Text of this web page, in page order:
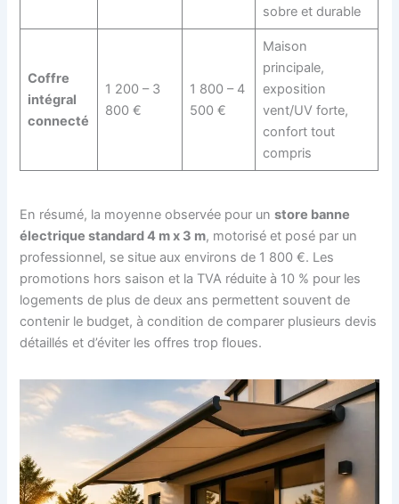
sobre et durable
Coffre
intégral
connecté
1 200 – 3
800 €
1 800 – 4
500 €
Maison
principale,
exposition
vent/UV forte,
confort tout
compris
En résumé, la moyenne observée pour unstore banne
électrique standard 4 m x 3 m, motorisé et posé par un
professionnel, se situe aux environs de 1 800 €. Les
promotions hors saison et la TVA réduite à 10 % pour les
logements de plus de deux ans permettent souvent de
contenir le budget, à condition de comparer plusieurs devis
détaillés et d’éviter les offres trop floues.